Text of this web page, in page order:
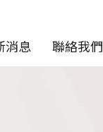
消息 聯絡我們